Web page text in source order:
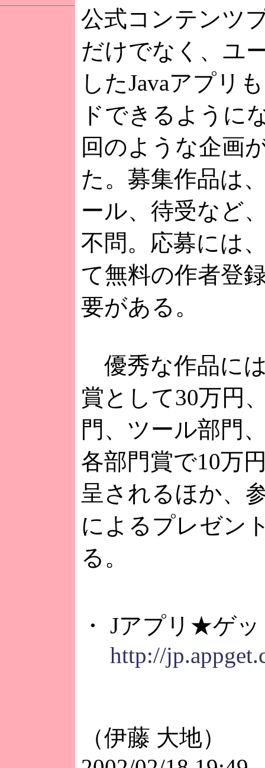
公式コンテンツ
だけでなく、ユ
したJavaアプリ
ドできるように
回のような企画
た。募集作品は
ール、待受など
不問。応募には
て無料の作者登
要がある。
優秀な作品に
賞として30万円
門、ツール部門
各部門賞で10万
呈されるほか、
によるプレゼン
る。
・ Jアプリ★ゲ
http://
（伊藤 大地）